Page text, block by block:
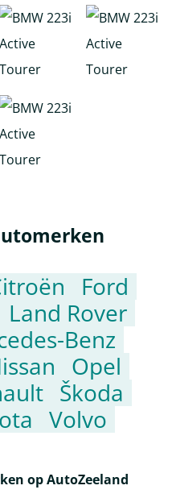
Ford
Land Rover
Benz
Opel
Škoda
Volvo
op AutoZeeland